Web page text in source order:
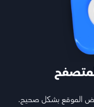
الموقع بشكل صحيح.